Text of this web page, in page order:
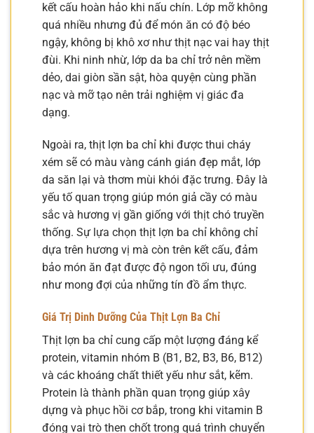
kết cấu hoàn hảo khi nấu chín. Lớp mỡ không
quá nhiều nhưng đủ để món ăn có độ béo
ngậy, không bị khô xơ như thịt nạc vai hay thịt
đùi. Khi ninh nhừ, lớp da ba chỉ trở nên mềm
dẻo, dai giòn sần sật, hòa quyện cùng phần
nạc và mỡ tạo nên trải nghiệm vị giác đa
dạng.
Ngoài ra, thịt lợn ba chỉ khi được thui cháy
xém sẽ có màu vàng cánh gián đẹp mắt, lớp
da săn lại và thơm mùi khói đặc trưng. Đây là
yếu tố quan trọng giúp món giả cầy có màu
sắc và hương vị gần giống với thịt chó truyền
thống. Sự lựa chọn thịt lợn ba chỉ không chỉ
dựa trên hương vị mà còn trên kết cấu, đảm
bảo món ăn đạt được độ ngon tối ưu, đúng
như mong đợi của những tín đồ ẩm thực.
Giá Trị Dinh Dưỡng Của Thịt Lợn Ba Chỉ
Thịt lợn ba chỉ cung cấp một lượng đáng kể
protein, vitamin nhóm B (B1, B2, B3, B6, B12)
và các khoáng chất thiết yếu như sắt, kẽm.
Protein là thành phần quan trọng giúp xây
dựng và phục hồi cơ bắp, trong khi vitamin B
đóng vai trò then chốt trong quá trình chuyển